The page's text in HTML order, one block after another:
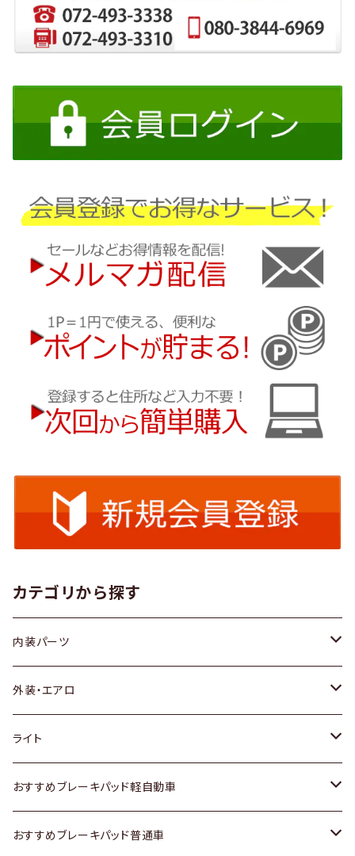
カテゴリから探す
内装パーツ
トヨタ
ホンダ
スズキ
日産
外装・エアロ
トヨタ
ホンダ
スズキ
ライト
トヨタ
スズキ
おすすめブレーキパッド軽自動車
トヨタ
おすすめブレーキパッド普通車